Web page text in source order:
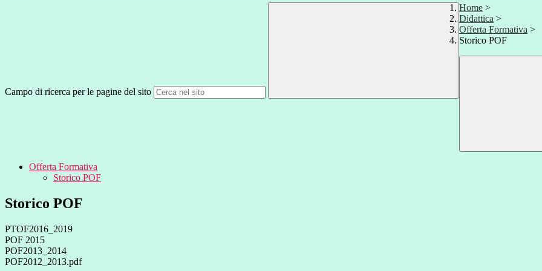
Campo di ricerca per le pagine del sito
Home >
Didattica >
Offerta Formativa >
Storico POF
Offerta Formativa
Storico POF
Storico POF
PTOF2016_2019
POF 2015
POF2013_2014
POF2012_2013.pdf